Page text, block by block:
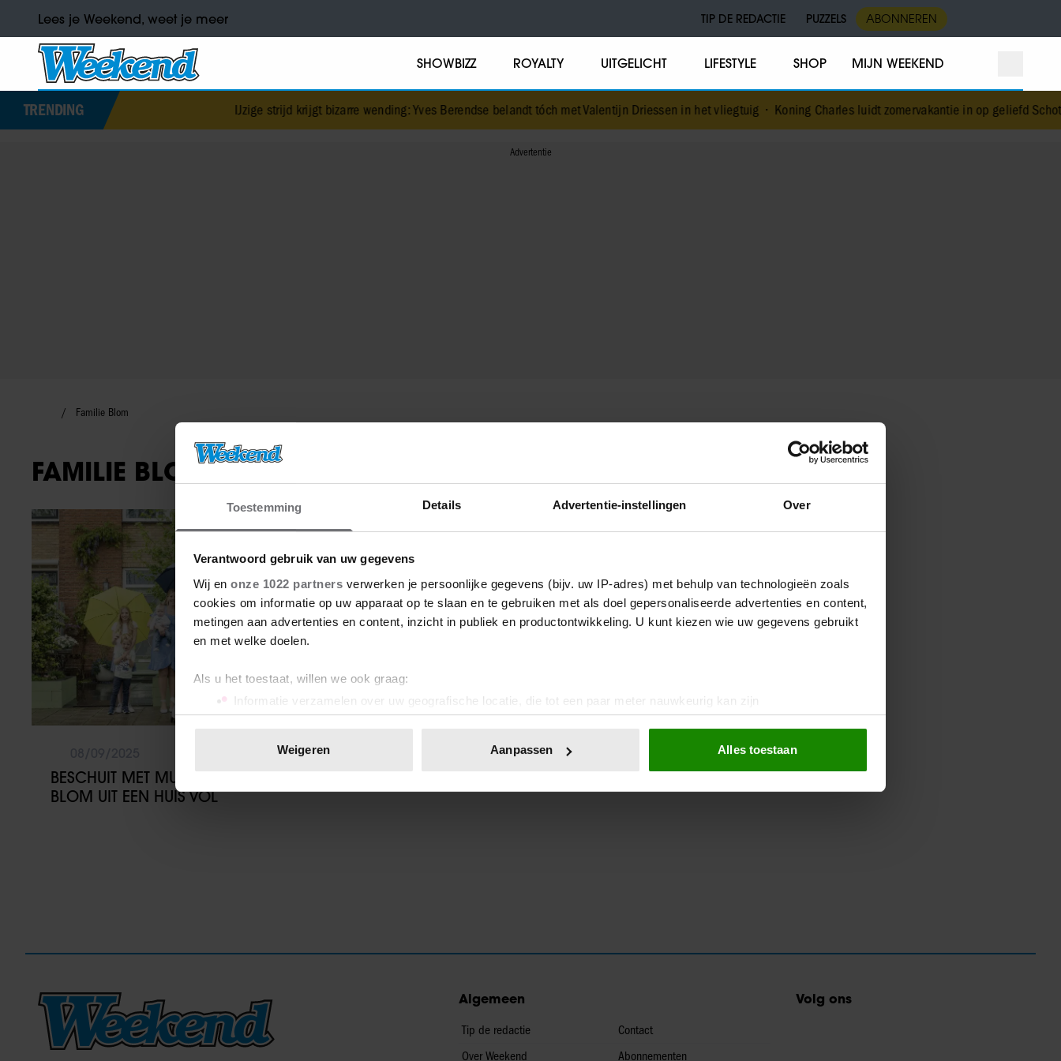
Toestemming Details Advertentie-instellingen Over
Verantwoord gebruik van uw gegevens
Wij en onze 1022 partners verwerken je persoonlijke gegevens (bijv. uw IP-adres) met behulp van technologieën zoals
cookies om informatie op uw apparaat op te slaan en te gebruiken met als doel gepersonaliseerde advertenties en content,
metingen aan advertenties en content, inzicht in publiek en productontwikkeling. U kunt kiezen wie uw gegevens gebruikt
en met welke doelen.
Als u het toestaat, willen we ook graag:
Informatie verzamelen over uw geografische locatie, die tot een paar meter nauwkeurig kan zijn
Uw apparaat identificeren door het actief te scannen op specifieke eigenschappen (fingerprinting)
toestemming op elk moment wijzigen of intrekken in de Cookieverklaring.
We gebruiken cookies om content en advertenties te personaliseren, om functies voor social media te bieden en om ons
Weigeren Aanpassen Alles toestaan
Lees je Weekend, weet je meer TIP DE REDACTIE PUZZELS ABONNEREN
SHOWBIZZ ROYALTY UITGELICHT LIFESTYLE SHOP MIJN WEEKEND
TRENDING IJzige strijd krijgt bizarre wending: Yves Berendse belandt tóch met Valentijn Driessen in het vliegtuig•Koning Charles luidt zomervakantie in op geliefd Schots
Familie Blom
FAMILIE BLOM
BESCHUIT MET MUISJES BIJ FAMILIE
BLOM UIT EEN HUIS VOL
Algemeen
Tip de redactie
Over Weekend
Contact
Abonnementen
Volg ons